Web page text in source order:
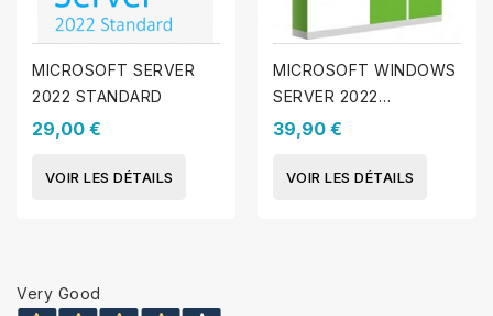
MICROSOFT SERVER
2022 STANDARD
29,00 €
VOIR LES DÉTAILS
MICROSOFT WINDOWS
SERVER 2022
ESSENTIEL
39,90 €
VOIR LES DÉTAILS
Very Good